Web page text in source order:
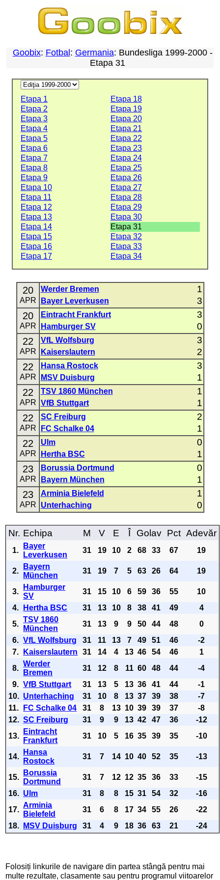
Goobix: Fotbal : Germania: Bundesliga 1999-2000 -
Etapa 31
Etapa 1
Etapa 18
Etapa 2
Etapa 19
Etapa 3
Etapa 20
Etapa 4
Etapa 21
Etapa 5
Etapa 22
Etapa 6
Etapa 23
Etapa 7
Etapa 24
Etapa 8
Etapa 25
Etapa 9
Etapa 26
Etapa 10
Etapa 27
Etapa 11
Etapa 28
Etapa 12
Etapa 29
Etapa 13
Etapa 30
Etapa 14
Etapa 31
Etapa 15
Etapa 32
Etapa 16
Etapa 33
Etapa 17
Etapa 34
20
APR
Werder Bremen 1
Bayer Leverkusen 3
20
APR
Eintracht Frankfurt 3
Hamburger SV 0
22
APR
VfL Wolfsburg 3
Kaiserslautern 2
22
APR
Hansa Rostock 3
MSV Duisburg 1
22
APR
TSV 1860 München 1
VfB Stuttgart 1
22
APR
SC Freiburg 2
FC Schalke 04 1
22
APR
Ulm 0
Hertha BSC 1
23
APR
Borussia Dortmund 0
Bayern München 1
23
APR
Arminia Bielefeld 1
Unterhaching 0
Nr. Echipa M V E Î Golav Pct Adevăr
1.
Bayer
Leverkusen
31 19 10 2 68 33 67 19
2.
Bayern
München
31 19 7 5 63 26 64 19
3.
Hamburger
SV
31 15 10 6 59 36 55
10
4.
Hertha BSC 31 13 10 8 38 41 49
4
5.
TSV 1860
München
31 13 9 9 50 44 48
0
6. VfL Wolfsburg 31 11 13 7 49 51 46
-2
7.
Kaiserslautern 31 14 4 13 46 54 46
1
8.
Werder
Bremen
31 12 8 11 60 48 44
-4
9. VfB Stuttgart 31 13 5 13 36 41 44
-1
10. Unterhaching 31 10 8 13 37 39 38
-7
11.
FC Schalke 04 31 8 13 10 39 39 37
-8
12. SC Freiburg 31 9 9 13 42 47 36
-12
13.
Eintracht
Frankfurt
31 10 5 16 35 39 35 -10
14.
Hansa
Rostock
31 7 14 10 40 52 35 -13
15.
Borussia
Dortmund
31 7 12 12 35 36 33
-15
16. Ulm 31 8 8 15 31 54 32
-16
17.
Arminia
Bielefeld
31 6 8 17 34 55 26
-22
18.
MSV Duisburg 31 4 9 18 36 63 21 -24
Folosiți linkurile de navigare din partea stângă pentru mai
multe rezultate, clasamente sau pentru programul viitoarelor